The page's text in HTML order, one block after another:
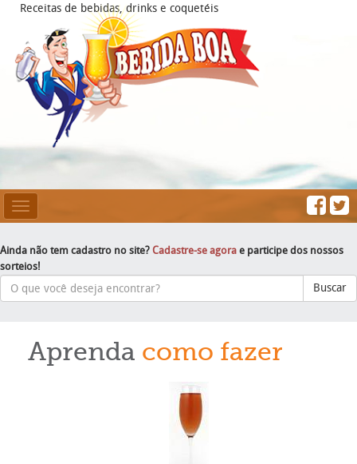
Receitas de bebidas, drinks e coquetéis
Mesclar
Navegação
Ainda não tem cadastro no site? Cadastre-se agora e participe dos nossos
sorteios!
Buscar
Aprenda como fazer